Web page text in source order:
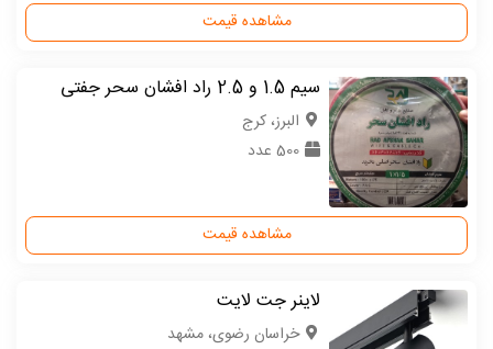
مشاهده قیمت
سیم 1.5 و 2.5 راد افشان سحر جفتی
البرز، کرج
500 عدد
مشاهده قیمت
لاینر جت لایت
خراسان رضوی، مشهد